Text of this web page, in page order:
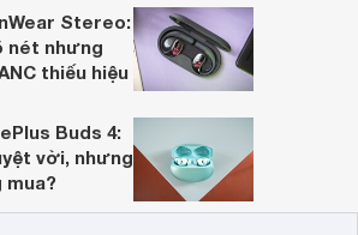
Stereo:
nét nhưng
thiếu hiệu
Buds 4:
vời, nhưng
mua?